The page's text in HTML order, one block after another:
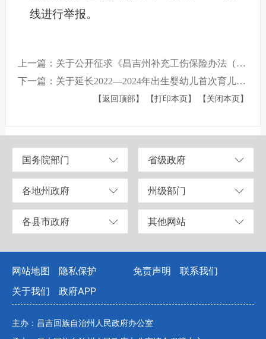
线进行举报。
上一篇：关于公开征求《昌吉州补充工伤保险办法（试行）（征求意见稿）》意见建议的公告
下一篇：关于延长2022—2024年出生婴幼儿首次育儿补贴申请截止时间的通知
【返回顶部】 【打印本页】 【关闭本页】
国务院部门 省级政府
各地州政府 州级部门
各县市政府 其他网站
网站地图 隐私保护 免责声明
联系我们
关于我们
政府APP
主办：昌吉回族自治州人民政府办公室